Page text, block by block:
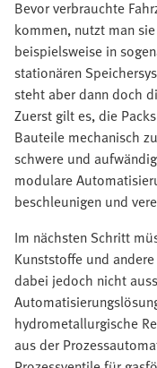
Bevor verbrauchte
kommen, nutzt man
beispielsweise in
stationären
steht aber dann doch
Zuerst gilt es, die
Bauteile mechanisch
schwere und
modulare
beschleunigen und
Im nächsten Schritt
Kunststoffe und
dabei jedoch nicht
hydrometallurgische
aus der